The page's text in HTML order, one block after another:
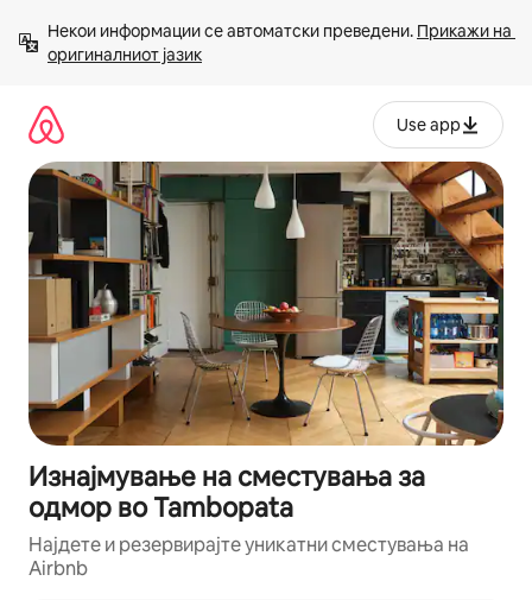
содржина
Некои информации се автоматски преведени. Прикажи на
оригиналниот јазик
Use app
Изнајмување на сместувања за
одмор во Tambopata
Најдете и резервирајте уникатни сместувања на
Airbnb